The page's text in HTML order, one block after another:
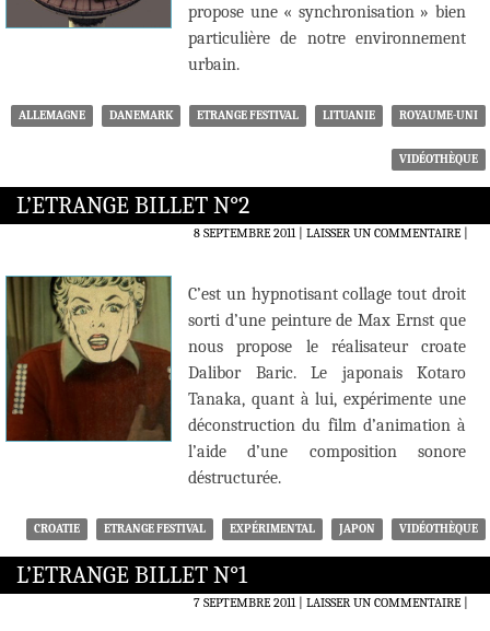
propose une « synchronisation » bien
particulière de notre environnement
urbain.
ALLEMAGNE DANEMARK ETRANGE FESTIVAL LITUANIE ROYAUME-UNI
VIDÉOTHÈQUE
L’ETRANGE BILLET N°2
8 SEPTEMBRE 2011 LAISSER UN COMMENTAIRE|
C’est un hypnotisant collage tout droit
sorti d’une peinture de Max Ernst que
nous propose le réalisateur croate
Dalibor Baric. Le japonais Kotaro
Tanaka, quant à lui, expérimente une
déconstruction du film d’animation à
l’aide d’une composition sonore
déstructurée.
CROATIE ETRANGE FESTIVAL EXPÉRIMENTAL JAPON VIDÉOTHÈQUE
L’ETRANGE BILLET N°1
7 SEPTEMBRE 2011 LAISSER UN COMMENTAIRE|